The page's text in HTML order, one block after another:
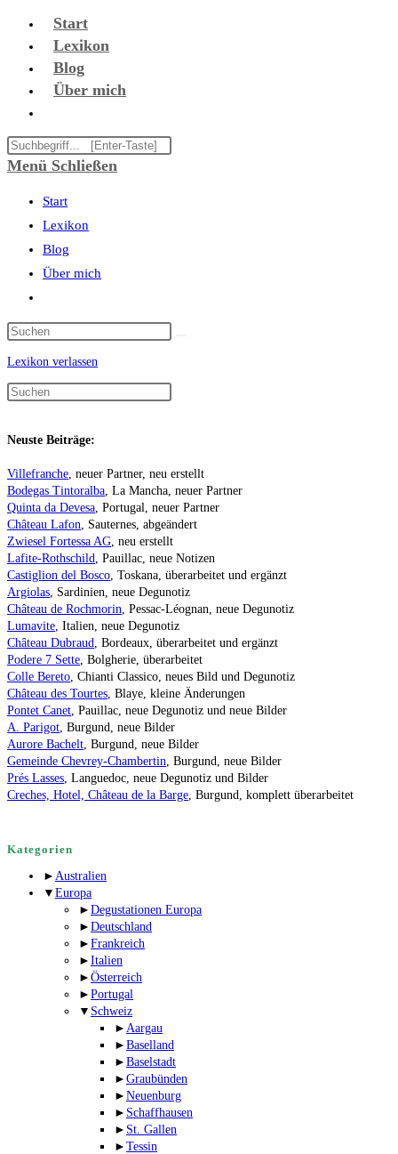
Zum
Start
Lexikon
Blog
Über mich
Suche
umschalten
Diese
Website
Menü Schließen
Start
Lexikon
Blog
Über mich
Suche
umschalten
Lexikon verlassen
Neuste Beiträge:
Villefranche, neuer Partner, neu erstellt
Bodegas Tintoralba, La Mancha, neuer Partner
Quinta da Devesa, Portugal, neuer Partner
Château Lafon, Sauternes, abgeändert
Zwiesel Fortessa AG, neu erstellt
Lafite-Rothschild, Pauillac, neue Notizen
Castiglion del Bosco, Toskana, überarbeitet und ergänzt
Argiolas, Sardinien, neue Degunotiz
Château de Rochmorin, Pessac-Léognan, neue Degunotiz
Lumavite, Italien, neue Degunotiz
Château Dubraud, Bordeaux, überarbeitet und ergänzt
Podere 7 Sette, Bolgherie, überarbeitet
Colle Bereto, Chianti Classico, neues Bild und Degunotiz
Château des Tourtes, Blaye, kleine Änderungen
Pontet Canet, Pauillac, neue Degunotiz und neue Bilder
A. Parigot, Burgund, neue Bilder
Aurore Bachelt, Burgund, neue Bilder
Gemeinde Chevrey-Chambertin, Burgund, neue Bilder
Prés Lasses, Languedoc, neue Degunotiz und Bilder
Creches, Hotel, Château de la Barge, Burgund, komplett überarbeitet
Kategorien
► Australien
▼ Europa
► Degustationen Europa
► Deutschland
► Frankreich
► Italien
► Österreich
► Portugal
▼ Schweiz
► Aargau
► Baselland
► Baselstadt
► Graubünden
► Neuenburg
► Schaffhausen
► St. Gallen
► Tessin